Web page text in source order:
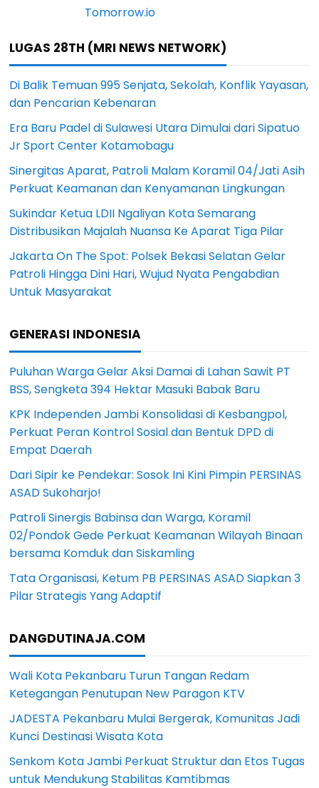
LUGAS 28TH (MRI NEWS NETWORK)
Di Balik Temuan 995 Senjata, Sekolah, Konflik Yayasan,
dan Pencarian Kebenaran
Era Baru Padel di Sulawesi Utara Dimulai dari Sipatuo
Jr Sport Center Kotamobagu
Sinergitas Aparat, Patroli Malam Koramil 04/Jati Asih
Perkuat Keamanan dan Kenyamanan Lingkungan
Sukindar Ketua LDII Ngaliyan Kota Semarang
Distribusikan Majalah Nuansa Ke Aparat Tiga Pilar
Jakarta On The Spot: Polsek Bekasi Selatan Gelar
Patroli Hingga Dini Hari, Wujud Nyata Pengabdian
Untuk Masyarakat
GENERASI INDONESIA
Puluhan Warga Gelar Aksi Damai di Lahan Sawit PT
BSS, Sengketa 394 Hektar Masuki Babak Baru
KPK Independen Jambi Konsolidasi di Kesbangpol,
Perkuat Peran Kontrol Sosial dan Bentuk DPD di
Empat Daerah
Dari Sipir ke Pendekar: Sosok Ini Kini Pimpin PERSINAS
ASAD Sukoharjo!
Patroli Sinergis Babinsa dan Warga, Koramil
02/Pondok Gede Perkuat Keamanan Wilayah Binaan
bersama Komduk dan Siskamling
Tata Organisasi, Ketum PB PERSINAS ASAD Siapkan 3
Pilar Strategis Yang Adaptif
DANGDUTINAJA.COM
Wali Kota Pekanbaru Turun Tangan Redam
Ketegangan Penutupan New Paragon KTV
JADESTA Pekanbaru Mulai Bergerak, Komunitas Jadi
Kunci Destinasi Wisata Kota
Senkom Kota Jambi Perkuat Struktur dan Etos Tugas
untuk Mendukung Stabilitas Kamtibmas